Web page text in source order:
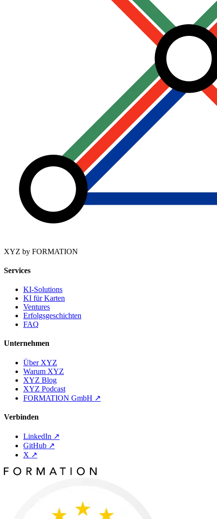
XYZ by FORMATION
Services
KI-Solutions
KI für Karten
Ventures
Erfolgsgeschichten
FAQ
Unternehmen
Über XYZ
Warum XYZ
XYZ Blog
XYZ Podcast
FORMATION GmbH ↗
Verbinden
LinkedIn ↗
GitHub ↗
X ↗